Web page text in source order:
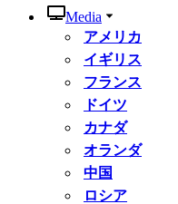
Media
アメリカ
イギリス
フランス
ドイツ
カナダ
オランダ
中国
ロシア